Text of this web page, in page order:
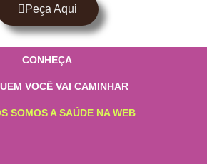
Peça Aqui
CONHEÇA
VOCÊ VAI CAMINHAR
SOMOS A SAÚDE NA WEB